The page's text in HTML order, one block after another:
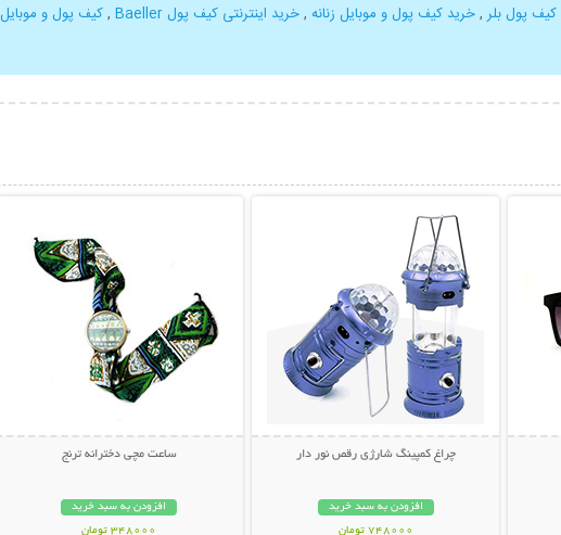
پول بلر ,خرید کیف پول و موبایل زنانه ,خرید اینترنتی کیف پول Baeller ,کیف پول و موبایل Baeller
چراغ کمپینگ شارژی رقص نور دار
افزودن به سبد خرید
748000 تومان
ساعت مچی دخترانه ترنج
افزودن به سبد خرید
348000 تومان